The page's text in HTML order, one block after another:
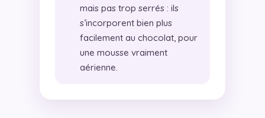
mais pas trop serrés : ils
s’incorporent bien plus
facilement au chocolat, pour
une mousse vraiment
aérienne.